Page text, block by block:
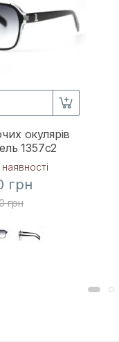
окулярів
1357c2
грн
грн